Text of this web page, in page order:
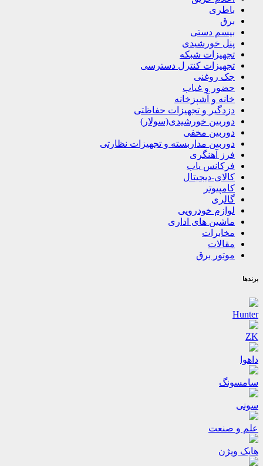
باطری
برق
بیسم دستی
پنل خورشیدی
تجهیزات شبکه
تجهیزات کنترل دسترسی
جک روغنی
حضور و غیاب
خانه و آشپزخانه
دزدگیر و تجهیزات حفاظتی
دوربین خورشیدی(سولار)
دوربین مخفی
دوربین مداربسته و تجهیزات نظارتی
فرز آهنگری
فرکانس یاب
کالای-دیجیتال
کامپیوتر
گالری
لوازم خودرویی
ماشین های اداری
مخابرات
مقالات
موتور برق
برندها
Hunter
ZK
داهوا
سامسونگ
سونی
علم و صنعت
هایک ویژن